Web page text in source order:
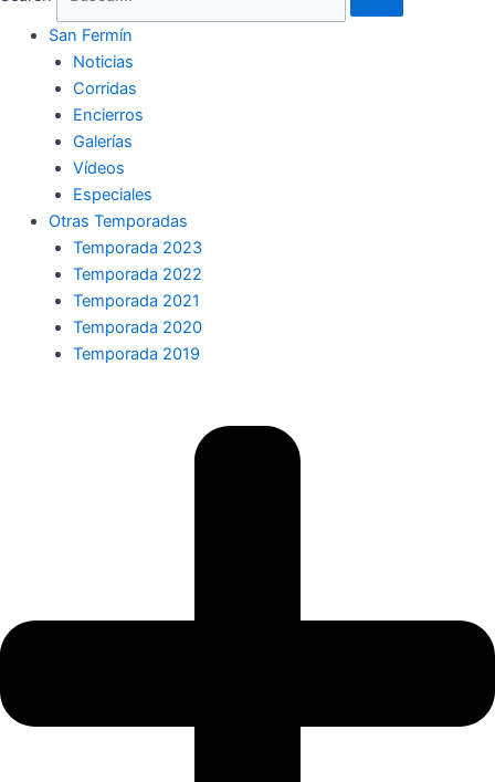
San Fermín
Noticias
Corridas
Encierros
Galerías
Vídeos
Especiales
Otras Temporadas
Temporada 2023
Temporada 2022
Temporada 2021
Temporada 2020
Temporada 2019